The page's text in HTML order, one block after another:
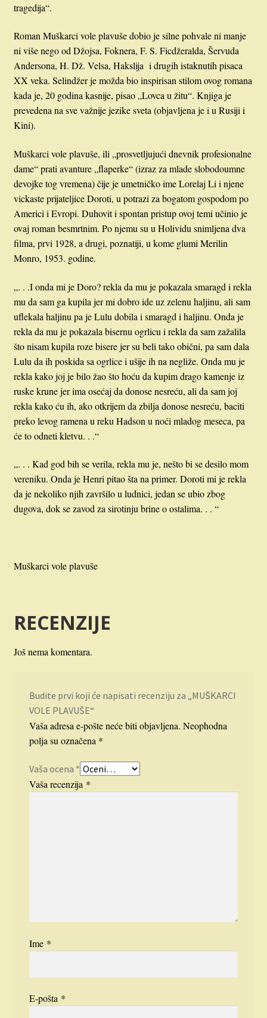
tragedija“.
Roman Muškarci vole plavuše dobio je silne pohvale ni manje
ni više nego od Džojsa, Foknera, F. S. Ficdžeralda, Šervuda
Andersona, H. Dž. Velsa, Hakslija i drugih istaknutih pisaca
XX veka. Selindžer je možda bio inspirisan stilom ovog romana
kada je, 20 godina kasnije, pisao „Lovca u žitu“. Knjiga je
prevedena na sve važnije jezike sveta (objavljena je i u Rusiji i
Kini).
Muškarci vole plavuše, ili „prosvetljujući dnevnik profesionalne
dame“ prati avanture „flaperke“ (izraz za mlade slobodoumne
devojke tog vremena) čije je umetničko ime Lorelaj Li i njene
vickaste prijateljice Doroti, u potrazi za bogatom gospodom po
Americi i Evropi. Duhovit i spontan pristup ovoj temi učinio je
ovaj roman besmrtnim. Po njemu su u Holividu snimljena dva
filma, prvi 1928, a drugi, poznatiji, u kome glumi Merilin
Monro, 1953. godine.
„. . .I onda mi je Doro? rekla da mu je pokazala smaragd i rekla
mu da sam ga kupila jer mi dobro ide uz zelenu haljinu, ali sam
uﬂekala haljinu pa je Lulu dobila i smaragd i haljinu. Onda je
rekla da mu je pokazala bisernu ogrlicu i rekla da sam zažalila
što nisam kupila roze bisere jer su beli tako obični, pa sam dala
Lulu da ih poskida sa ogrlice i ušije ih na negliže. Onda mu je
rekla kako joj je bilo žao što hoću da kupim drago kamenje iz
ruske krune jer ima osećaj da donose nesreću, ali da sam joj
rekla kako ću ih, ako otkrijem da zbilja donose nesreću, baciti
preko levog ramena u reku Hadson u noći mladog meseca, pa
će to odneti kletvu. . .“
„. . . Kad god bih se verila, rekla mu je, nešto bi se desilo mom
vereniku. Onda je Henri pitao šta na primer. Doroti mi je rekla
da je nekoliko njih završilo u ludnici, jedan se ubio zbog
dugova, dok se zavod za sirotinju brine o ostalima. . . “
Muškarci vole plavuše
RECENZIJE
Još nema komentara.
Budite prvi koji će napisati recenziju za „MUŠKARCI
VOLE PLAVUŠE“
Vaša adresa e-pošte neće biti objavljena. Neophodna
polja su označena *
Vaša ocena *
Vaša recenzija *
Ime *
E-pošta *